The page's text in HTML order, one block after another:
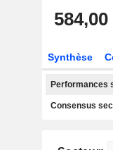
584,00
Synthèse
Performances
Consensus